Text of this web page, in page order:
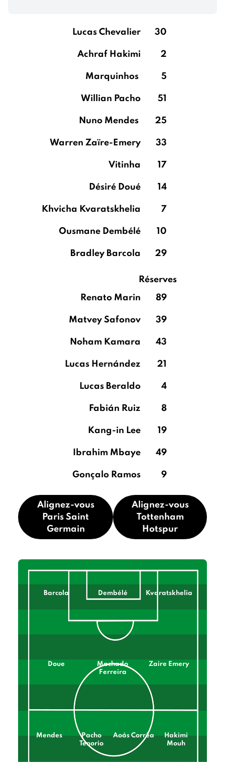
Lucas Chevalier 30
Achraf Hakimi 2
Marquinhos 5
Willian Pacho 51
Nuno Mendes 25
Warren Zaïre-Emery 33
Vitinha 17
Désiré Doué 14
Khvicha Kvaratskhelia 7
Ousmane Dembélé 10
Bradley Barcola 29
Réserves
Renato Marin
89
Matvey Safonov 39
Noham Kamara 43
Lucas Hernández 21
Lucas Beraldo 4
Fabián Ruiz 8
Kang-in Lee 19
Ibrahim Mbaye 49
Gonçalo Ramos 9
Alignez-vous
Paris Saint
Germain
Alignez-vous
Tottenham
Hotspur
Barcola Dembélé Kvaratskhelia
Doue
Machado
Ferreira
Zaire Emery
Mendes
Pacho
Tenorio
Aoás Corrêa
Hakimi
Mouh